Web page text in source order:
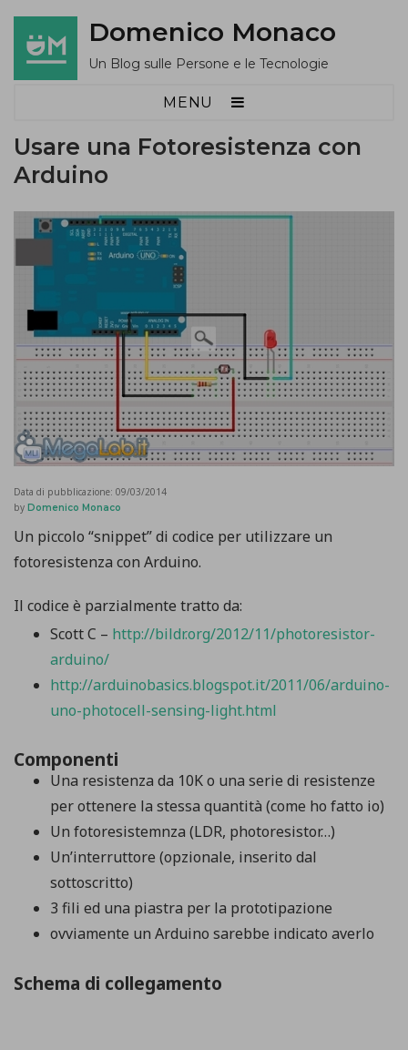
Domenico Monaco
Un Blog sulle Persone e le Tecnologie
MENU
Usare una Fotoresistenza con
Arduino
Data di pubblicazione: 09/03/2014
by Domenico Monaco
Un piccolo “snippet” di codice per utilizzare un
fotoresistenza con Arduino.
Il codice è parzialmente tratto da:
Scott C – http://bildr.org/2012/11/photoresistor-
arduino/
http://arduinobasics.blogspot.it/2011/06/arduino-
uno-photocell-sensing-light.html
Componenti
Una resistenza da 10K o una serie di resistenze
per ottenere la stessa quantità (come ho fatto io)
Un fotoresistemnza (LDR, photoresistor…)
Un’interruttore (opzionale, inserito dal
sottoscritto)
3 fili ed una piastra per la prototipazione
ovviamente un Arduino sarebbe indicato averlo
Schema di collegamento